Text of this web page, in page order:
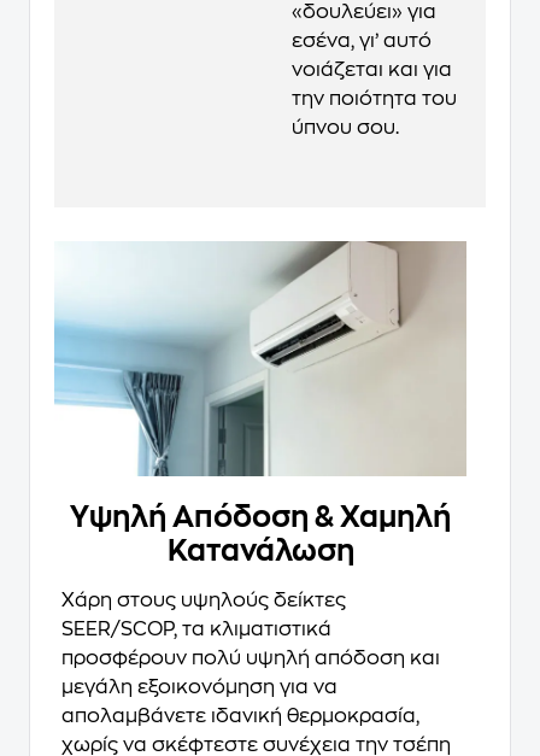
«δουλεύει» για
εσένα, γι’ αυτό
νοιάζεται και για
την ποιότητα του
ύπνου σου.
Υψηλή Απόδοση & Χαμηλή
Κατανάλωση
Χάρη στους υψηλούς δείκτες
SEER/SCOP, τα κλιματιστικά
προσφέρουν πολύ υψηλή απόδοση και
μεγάλη εξοικονόμηση για να
απολαμβάνετε ιδανική θερμοκρασία,
χωρίς να σκέφτεστε συνέχεια την τσέπη